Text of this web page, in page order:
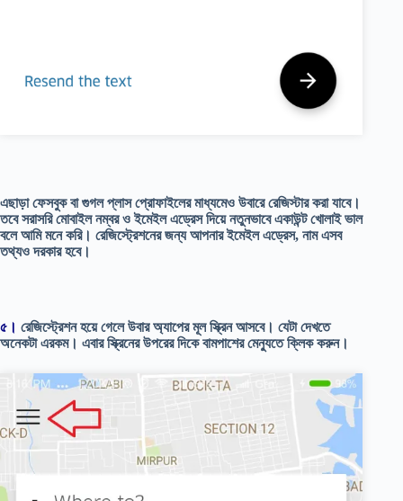
এছাড়া ফেসবুক বা গুগল প্লাস প্রোফাইলের মাধ্যমেও উবারে রেজিস্টার করা যাবে।
তবে সরাসরি মোবাইল নম্বর ও ইমেইল এড্রেস দিয়ে নতুনভাবে একাউন্ট খোলাই ভাল
বলে আমি মনে করি। রেজিস্ট্রেশনের জন্য আপনার ইমেইল এড্রেস, নাম এসব
তথ্যও দরকার হবে।
৫। রেজিস্ট্রেশন হয়ে গেলে উবার অ্যাপের মূল স্ক্রিন আসবে। যেটা দেখতে
অনেকটা এরকম। এবার স্ক্রিনের উপরের দিকে বামপাশের মেন্যুতে ক্লিক করুন।